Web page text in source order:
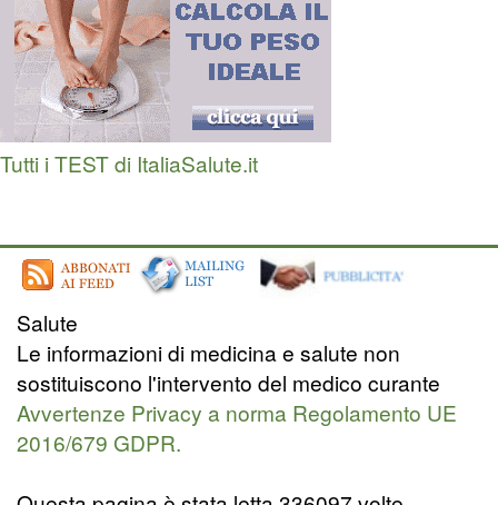
Tutti i TEST di ItaliaSalute.it
Salute
Le informazioni di medicina e salute non
sostituiscono l'intervento del medico curante
Avvertenze Privacy a norma Regolamento UE
2016/679 GDPR.